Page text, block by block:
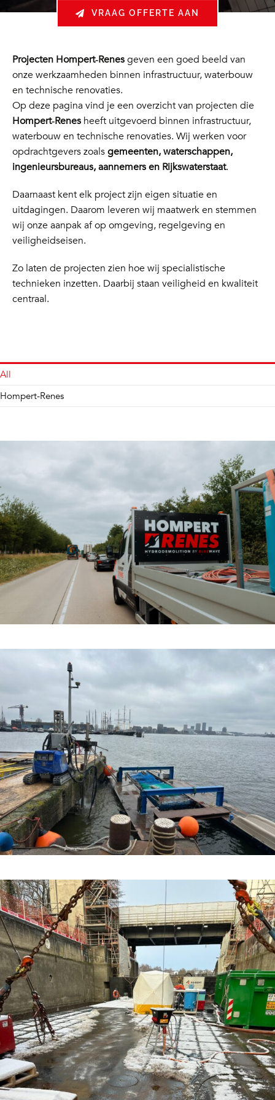
VRAAG OFFERTE AAN
Projecten Hompert‑Renesgeven een goed beeld van
onze werkzaamheden binnen infrastructuur, waterbouw
en technische renovaties.
Op deze pagina vind je een overzicht van projecten die
Hompert‑Renesheeft uitgevoerd binnen infrastructuur,
waterbouw en technische renovaties. Wij werken voor
opdrachtgevers zoalsgemeenten, waterschappen,
ingenieursbureaus, aannemers en Rijkswaterstaat.
Daarnaast kent elk project zijn eigen situatie en
uitdagingen. Daarom leveren wij maatwerk en stemmen
wij onze aanpak af op omgeving, regelgeving en
veiligheidseisen.
Zo laten de projecten zien hoe wij specialistische
technieken inzetten. Daarbij staan veiligheid en kwaliteit
centraal.
All
Hompert-Renes